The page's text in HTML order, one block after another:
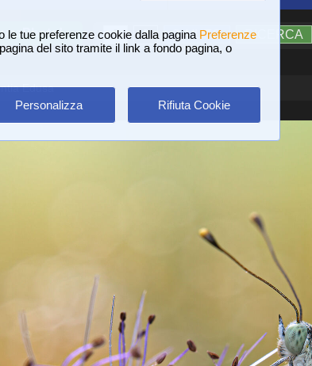
le tue preferenze cookie dalla pagina Preferenze
del sito tramite il link a fondo pagina, o
Personalizza Rifiuta Cookie
A A ?AIUTO RICERCA
Edusa